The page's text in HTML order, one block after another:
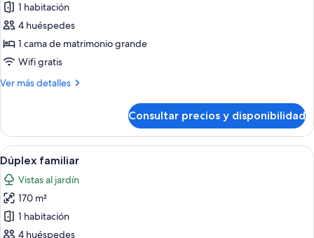
de
One
Bedroom
Governor
Ocean
1 habitación
4 huéspedes
1 cama de matrimonio grande
Wifi gratis
Ver más detalles
Más
Bedroom
Governor
Suite
Ocean
View
Consultar precios y disponibilidad
Abrir
todas
las
fotos
de
Dúplex
Una sala de estar moderna con un
6
Dúplex familiar
Vistas al jardín
170 m²
1 habitación
4 huéspedes